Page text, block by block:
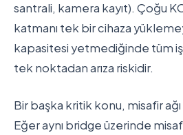
santrali, kamera kayıt). Çoğu
katmanı tek bir cihaza
kapasitesi yetmediğinde tüm
tek noktadan arıza riskidir.
Bir başka kritik konu, misafir ağı
Eğer aynı bridge üzerinde